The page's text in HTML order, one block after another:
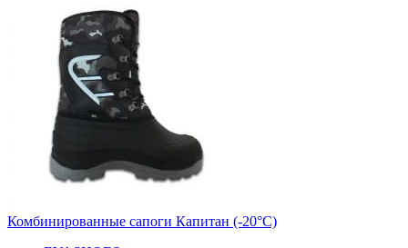
Комбинированные сапоги Капитан (-20°С)